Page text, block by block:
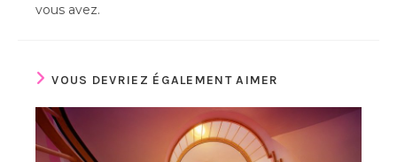
vous avez.
VOUS DEVRIEZ ÉGALEMENT AIMER